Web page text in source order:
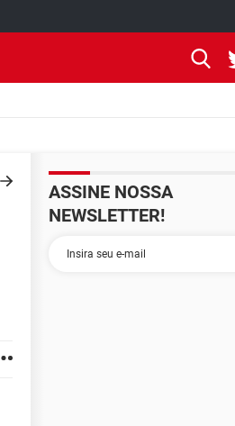
ASSINE NOSSA
NEWSLETTER!